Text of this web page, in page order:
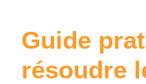
Guide
résoudre